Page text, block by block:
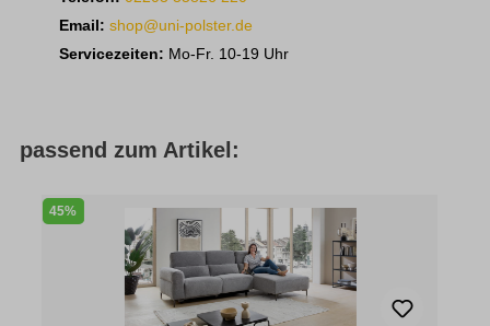
Email: shop@uni-polster.de
Servicezeiten: Mo-Fr. 10-19 Uhr
passend zum Artikel:
45%